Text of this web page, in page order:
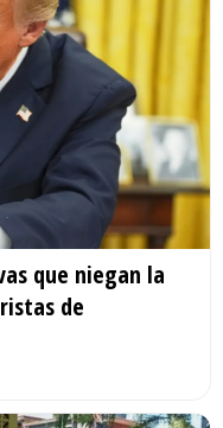
que niegan la
de